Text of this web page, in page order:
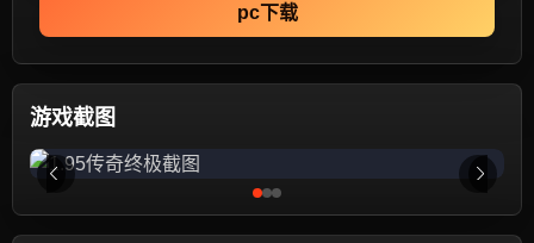
pc下载
游戏截图